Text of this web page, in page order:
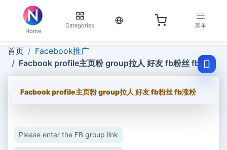
Home
Categories
当前语言：English
菜单
首页
Facebook推广
Facbook profile主页粉 group拉人 好友 fb粉丝 fb涨粉
Facbook profile主页粉 group拉人 好友 fb粉丝 fb涨粉
Please enter the FB group link